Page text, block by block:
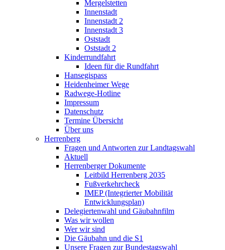
Mergelstetten
Innenstadt
Innenstadt 2
Innenstadt 3
Oststadt
Oststadt 2
Kinderrundfahrt
Ideen für die Rundfahrt
Hansegispass
Heidenheimer Wege
Radwege-Hotline
Impressum
Datenschutz
Termine Übersicht
Über uns
Herrenberg
Fragen und Antworten zur Landtagswahl
Aktuell
Herrenberger Dokumente
Leitbild Herrenberg 2035
Fußverkehrcheck
IMEP (Integrierter Mobilität
Entwicklungsplan)
Delegiertenwahl und Gäubahnfilm
Was wir wollen
Wer wir sind
Die Gäubahn und die S1
Unsere Fragen zur Bundestagswahl